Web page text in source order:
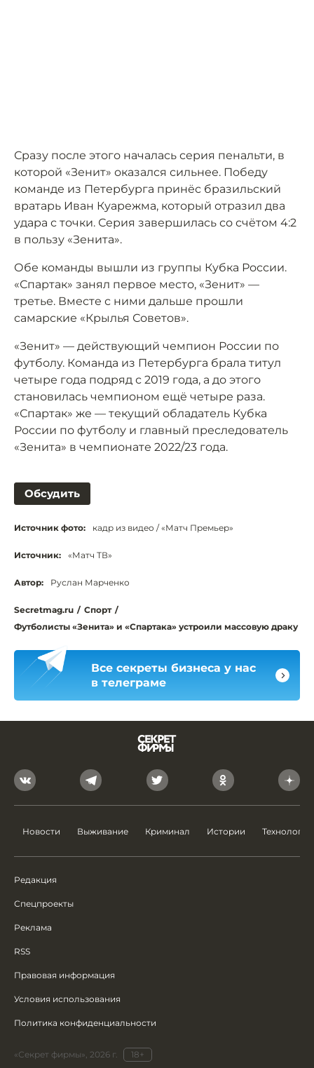
Сразу после этого началась серия пенальти, в
которой «Зенит» оказался сильнее. Победу
команде из Петербурга принёс бразильский
вратарь Иван Куарежма, который отразил два
удара с точки. Серия завершилась со счётом 4:2
в пользу «Зенита».
Обе команды вышли из группы Кубка России.
«Спартак» занял первое место, «Зенит» —
третье. Вместе с ними дальше прошли
самарские «Крылья Советов».
«Зенит» — действующий чемпион России по
футболу. Команда из Петербурга брала титул
четыре года подряд с 2019 года, а до этого
становилась чемпионом ещё четыре раза.
«Спартак» же — текущий обладатель Кубка
России по футболу и главный преследователь
«Зенита» в чемпионате 2022/23 года.
Обсудить
Источник фото: кадр из видео / «Матч Премьер»
Источник: «Матч ТВ»
Автор: Руслан Марченко
Secretmag.ru / Спорт /
Футболисты «Зенита» и «Спартака» устроили массовую драку
Все секреты бизнеса у нас
в телеграме
Новости Выживание Криминал Истории Технологии
Редакция
Спецпроекты
Реклама
RSS
Правовая информация
Условия использования
Политика конфиденциальности
«Секрет фирмы», 2026 г. 18+